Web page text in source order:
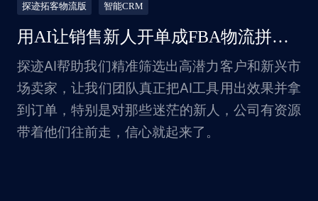
探迹拓客物流版 智能CRM
用AI让销售新人开单成FBA物流拼箱之王年入20亿
探迹AI帮助我们精准筛选出高潜力客户和新兴市
场卖家，让我们团队真正把AI工具用出效果并拿
到订单，特别是对那些迷茫的新人，公司有资源
带着他们往前走，信心就起来了。